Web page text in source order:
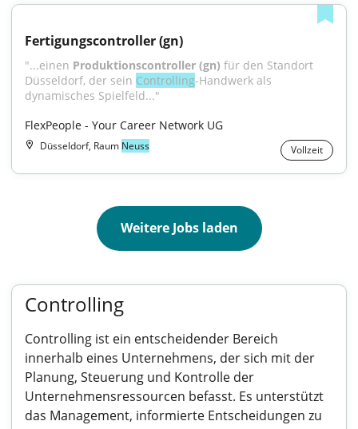
Fertigungscontroller (gn)
"...einen Produktionscontroller (gn) für den Standort
Düsseldorf, der sein Controlling-Handwerk als
dynamisches Spielfeld..."
FlexPeople - Your Career Network UG
Düsseldorf, Raum Neuss Vollzeit
Weitere Jobs laden
Controlling
Controlling ist ein entscheidender Bereich
innerhalb eines Unternehmens, der sich mit der
Planung, Steuerung und Kontrolle der
Unternehmensressourcen befasst. Es unterstützt
das Management, informierte Entscheidungen zu